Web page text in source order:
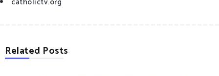
Related Posts